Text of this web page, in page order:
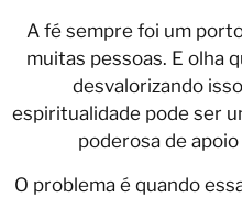
A fé sempre foi um
muitas pessoas. E olha
desvalorizando
espiritualidade pode ser
poderosa de apoio
O problema é quando